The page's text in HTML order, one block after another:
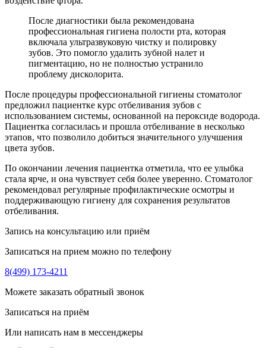
После диагностики была рекомендована
профессиональная гигиена полости рта, которая
включала ультразвуковую чистку и полировку
зубов. Это помогло удалить зубной налет и
пигментацию, но не полностью устранило
проблему дисколорита.
После процедуры профессиональной гигиены стоматолог
предложил пациентке курс отбеливания зубов с
использованием системы, основанной на пероксиде водорода.
Пациентка согласилась и прошла отбеливание в несколько
этапов, что позволило добиться значительного улучшения
цвета зубов.
По окончании лечения пациентка отметила, что ее улыбка
стала ярче, и она чувствует себя более уверенно. Стоматолог
рекомендовал регулярные профилактические осмотры и
поддерживающую гигиену для сохранения результатов
отбеливания.
Запись на консультацию или приём
Записаться на прием можно по телефону
8(499) 173-4211
Можете заказать обратный звонок
Записаться на приём
Или написать нам в мессенджеры